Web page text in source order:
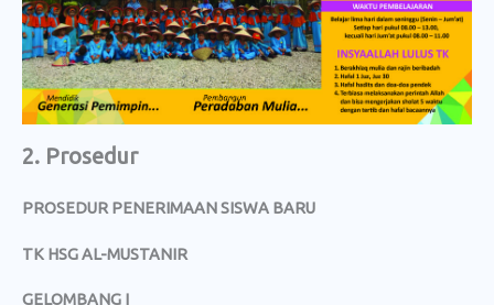
2. Prosedur
PROSEDUR PENERIMAAN SISWA BARU
TK HSG AL-MUSTANIR
GELOMBANG I